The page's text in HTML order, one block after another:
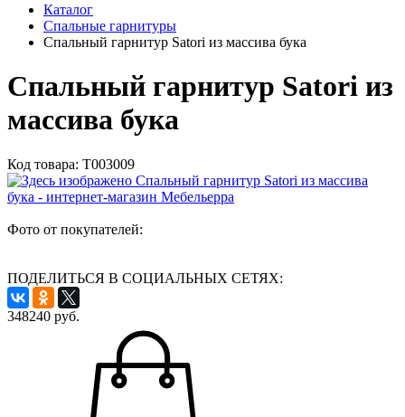
Каталог
Спальные гарнитуры
Спальный гарнитур Satori из массива бука
Спальный гарнитур Satori из
массива бука
Код товара: Т003009
Фото от покупателей:
ПОДЕЛИТЬСЯ В СОЦИАЛЬНЫХ СЕТЯХ:
348240 руб.